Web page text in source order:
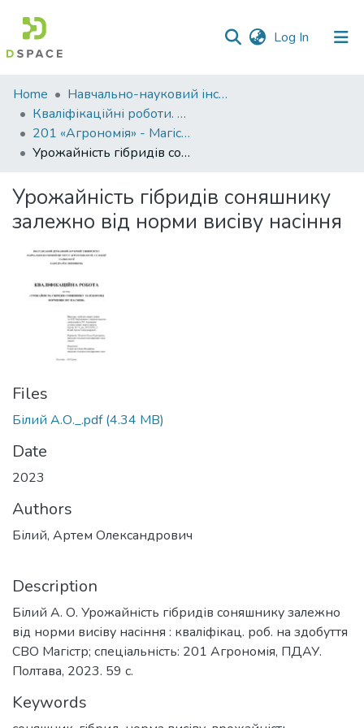
Log In (current)
Communities
&
Collections
All of DSpace
Statistics
Home
Навчально-науковий інститут агротехнологій, селекції та екології
Кваліфікаційні роботи. ННІ агротехнологій, селекції та екології
201 «Агрономія» - Магістри 2023-2024
Урожайність гібридів соняшнику залежно від норми висіву насіння
Урожайність гібридів соняшнику
залежно від норми висіву насіння
Files
Білий А.О._.pdf(4.34 MB)
Date
2023
Authors
Білий, Артем Олександрович
Description
Білий А. О. Урожайність гібридів соняшнику залежно
від норми висіву насіння : кваліфікац. роб. на здобуття
СВО Магістр; спеціальність: 201 Агрономія, ПДАУ.
Полтава, 2023. 59 с.
Keywords